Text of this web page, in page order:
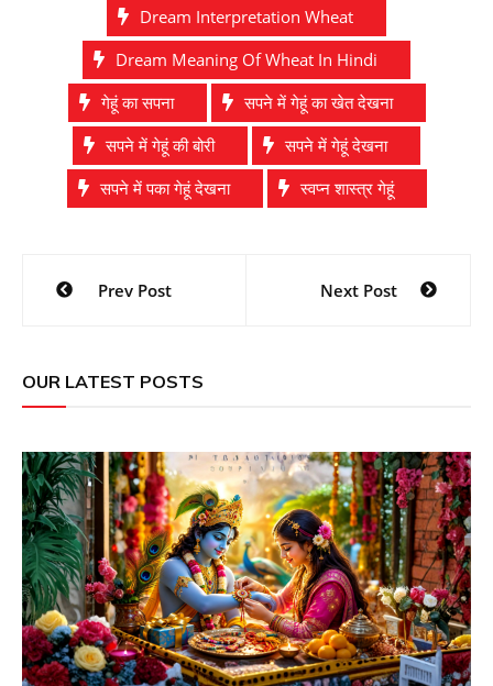
Dream Interpretation Wheat
Dream Meaning Of Wheat In Hindi
गेहूं का सपना
सपने में गेहूं का खेत देखना
सपने में गेहूं की बोरी
सपने में गेहूं देखना
सपने में पका गेहूं देखना
स्वप्न शास्त्र गेहूं
Post
navigation
Prev Post Next Post
OUR LATEST POSTS